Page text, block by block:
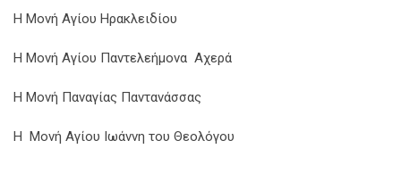
Η Μονή Αγίου Ηρακλειδίου
Η Μονή Αγίου Παντελεήμονα Αχερά
Η Μονή Παναγίας Παντανάσσας
Η Μονή Αγίου Ιωάννη του Θεολόγου